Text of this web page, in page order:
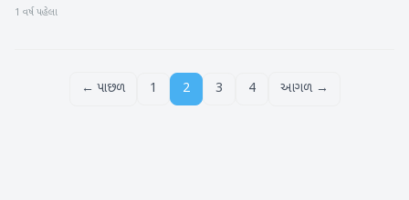
1 વર્ષ પહેલા
← પાછળ 1 2 3 4 આગળ →